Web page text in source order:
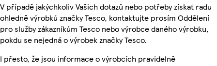
V případě jakýchkoliv Vašich dotazů nebo potřeby získat radu
ohledně výrobků značky Tesco, kontaktujte prosím Oddělení
pro služby zákazníkům Tesco nebo výrobce daného výrobku,
pokdu se nejedná o výrobek značky Tesco.
I přesto, že jsou informace o výrobcích pravidelně